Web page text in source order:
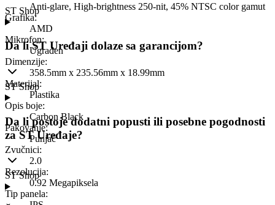
Anti-glare, High-brightness 250-nit, 45% NTSC color gamut
Grafika:
AMD
Mikrofon:
Ugrađen
Dimenzije:
358.5mm x 235.56mm x 18.99mm
Materijal:
Plastika
Opis boje:
Carbon Black
Pakovanje:
Punjač
Zvučnici:
2.0
Rezolucija:
0.92 Megapiksela
Tip panela:
ST Shop
Da li ST Uređaji dolaze sa garancijom?
ST Shop
Da li postoje dodatni popusti ili posebne pogodnosti
za ST Uređaje?
ST Shop